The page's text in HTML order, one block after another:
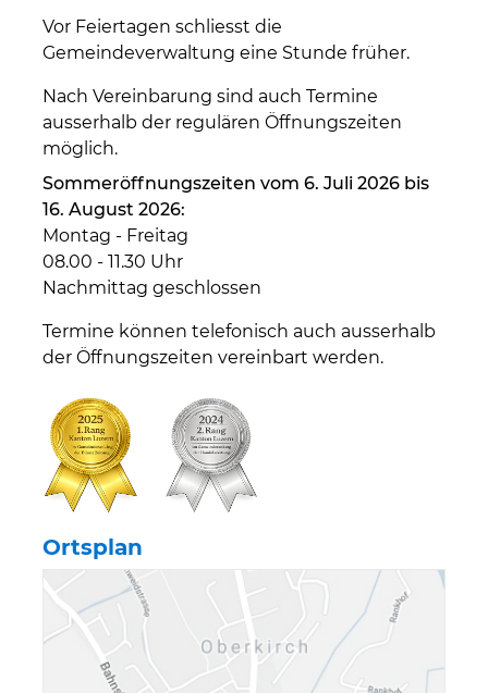
Vor Feiertagen schliesst die
Gemeindeverwaltung eine Stunde früher.
Nach Vereinbarung sind auch Termine
ausserhalb der regulären Öffnungszeiten
möglich.
Sommeröffnungszeiten vom 6. Juli 2026 bis
16. August 2026:
Montag - Freitag
08.00 - 11.30 Uhr
Nachmittag geschlossen
Termine können telefonisch auch ausserhalb
der Öffnungszeiten vereinbart werden.
Ortsplan